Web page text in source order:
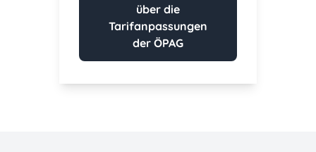
über die
Tarifanpassungen
der ÖPAG